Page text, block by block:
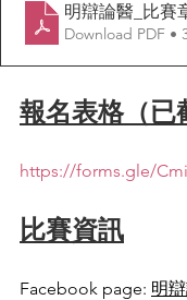
明辯論醫_比賽
Download PDF •
報名表格（已
https://forms.gle/
比賽資訊
Facebook page: 明